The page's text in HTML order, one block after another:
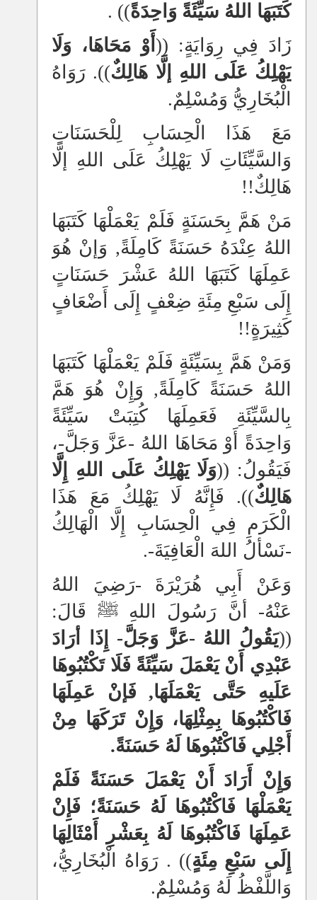
كَتَبَهَا اللهُ سَيِّئَةً وَاحِدَةً)) .
زَادَ فِي رِوَايَةٍ: (( أَوْ مَحَاهَا، وَلَا
يَهْلِكُ عَلَى اللهِ إلَّا هَالِكٌ)). رَوَاهُ
الْبُخَارِيُّ وَمُسْلِمٌ.
مَعَ هَذَا الْحِسَابِ لِلْحَسَنَاتِ
وَالسَّيِّئَاتِ لَا يَهْلِكُ عَلَى اللهِ إلَّا
هَالِكٌ!!
مَنْ هَمَّ بِحَسَنَةٍ فَلَمْ يَعْمَلْهَا كَتَبَهَا
اللهُ عِنْدَهُ حَسَنَةً كَامِلَةً, وَإنْ هُوَ
عَمِلَهَا كَتَبَهَا اللهُ عَشْرَ حَسَنَاتٍ
إِلَى سَبْعِ مِئَةِ ضِعْفٍ إِلَى أَضْعَافٍ
كَثِيرَةٍ!!
وَمَنْ هَمَّ بِسَيِّئَةٍ فَلَمْ يَعْمَلْهَا كَتَبَهَا
اللهُ حَسَنَةً كَامِلَةً, وَإِنْ هُوَ هَمَّ
بِالسَّيِّئَةِ فَعَمِلَهَا كُتِبَتْ سَيِّئَةً
وَاحِدَةً أَوْ مَحَاهَا اللهُ -عَزَّ وَجَلَّ-،
فَيَقُولُ: ((وَلَا يَهْلِكُ عَلَى اللهِ إِلَّا
هَالِكٌ)). فَإِنَّهُ لَا يَهْلِكُ مَعَ هَذَا
الْكَرَمِ فِي الْحِسَابِ إِلَّا الْهَالِكُ
-نَسْألُ اللهَ الْعَافِيَةَ-.
وَعَنْ أ بِي هُرَيْرَةَ -رَضِيَ اللهُ
عَنْهُ- أنَّ رَسُولَ اللهِ ﷺ قَالَ:
((يَقُولُ اللهُ -عَزَّ وَجَلَّ- إِذَا أرَادَ
عَبْدِي أَنْ يَعْمَلَ سَيِّئَةً فَلَا تَكْتُبُوهَا
عَلَيهِ حَتَّى يَعْمَلَهَا, فَإنْ عَمِلَهَا
فَاكْتُبُوهَا بِمِثْلِهَا، وَإِنْ تَرَكَهَا مِنْ
أَجْلِي فَاكْتُبُوهَا لَهُ حَسَنَةً.
وَإِنْ أَرَادَ أَنْ يَعْمَلَ حَسَنَةً فَلَمْ
يَعْمَلْهَا فَاكْتُبُوهَا لَهُ حَسَنَةً؛ فَإِنْ
عَمِلَهَا فَاكْتُبُوهَا لَهُ بِعَشْرِ أَمْثَالِهَا
إِلَى سَبْعِ مِئَةٍ)) . رَوَاهُ الْبُخَارِيُّ،
وَاللَّفْظُ لَهُ وَمُسْلِمٌ.